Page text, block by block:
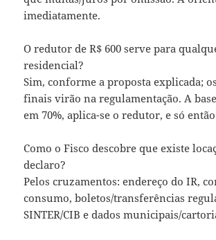
imediatamente.
O redutor de R$ 600 serve para
residencial?
Sim, conforme a proposta explicada;
finais virão na regulamentação. A
em 70%, aplica-se o redutor, e só
Como o Fisco descobre que existe
declaro?
Pelos cruzamentos: endereço do IR,
consumo, boletos/transferências
SINTER/CIB e dados municipais/